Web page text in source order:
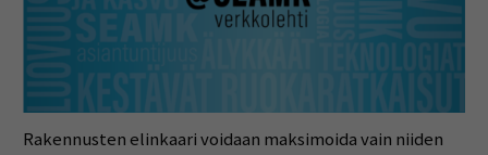
Rakennusten elinkaari voidaan maksimoida vain niiden